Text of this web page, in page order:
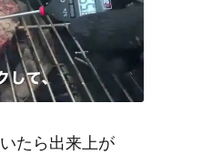
たら出来上が